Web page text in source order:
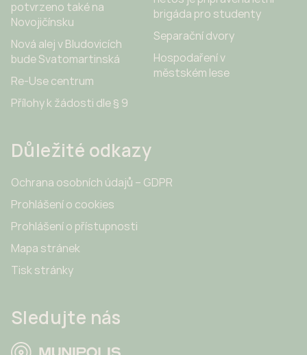
potvrzeno také na
Novojičínsku
Nová alej v Bludovicích
bude Svatomartinská
Re-Use centrum
Přílohy k žádosti dle § 9
brigáda pro studenty
Separační dvory
Hospodaření v
městském lese
Důležité odkazy
Ochrana osobních údajů – GDPR
Prohlášení o cookies
Prohlášení o přístupnosti
Mapa stránek
Tisk stránky
Sledujte nás